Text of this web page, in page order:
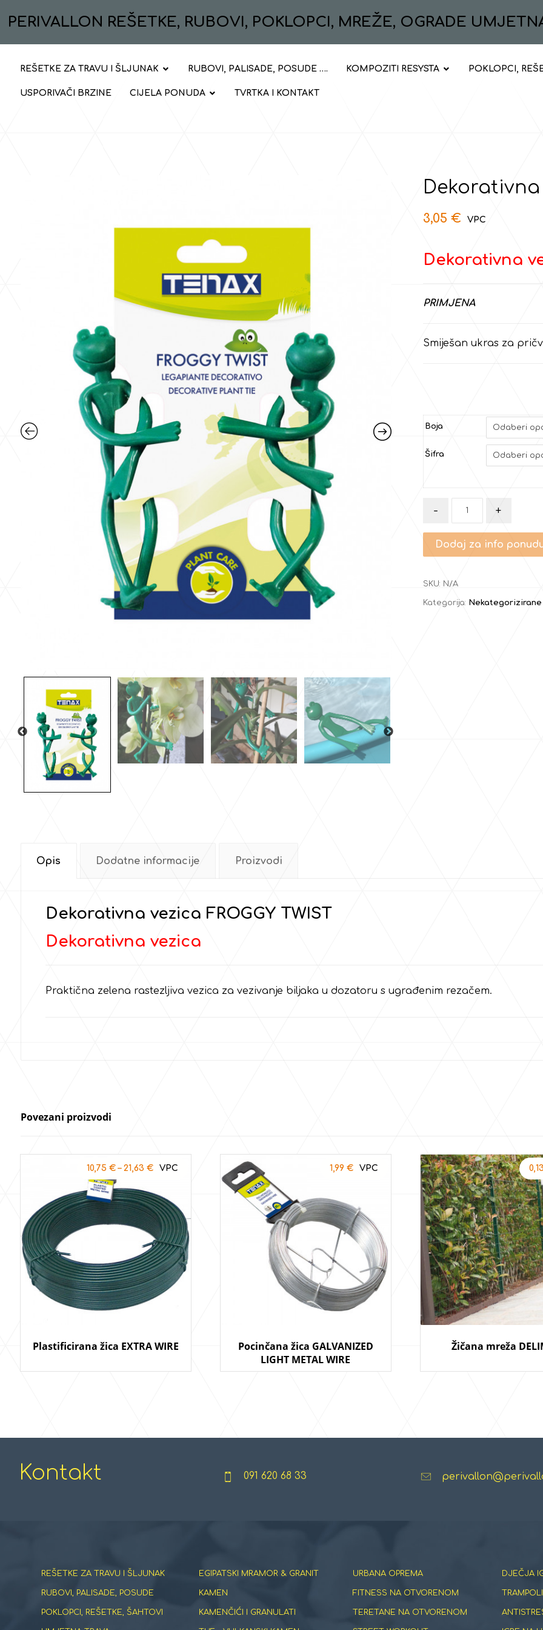
PERIVALLON REŠETKE, RUBOVI, POKLOPCI, MREŽE, OGRADE
REŠETKE ZA TRAVU I ŠLJUNAK RUBOVI, PALISADE, POSUDE …. KOMPOZITI RESYSTA POKLOPCI,
USPORIVAČI BRZINE CIJELA PONUDA TVRTKA I KONTAKT
Dekorativna
3,05 €
Dekorativna
PRIMJENA
Smiješan ukras za
Boja
Šifra
- +
Dodaj za info
SKU: N/A
Kategorija: Nekategorizirane
Opis Dodatne informacije Proizvodi
Dekorativna vezica FROGGY TWIST
Dekorativna vezica
Praktična zelena rastezljiva vezica za vezivanje biljaka u dozatoru s ugrađenim rezačem.
Povezani proizvodi
Plastificirana žica EXTRA WIRE
10,75€ –21,63€
Pocinčana žica GALVANIZED
LIGHT METAL WIRE
1,99€
Žičana mreža
Kontakt 091 620 68 33
REŠETKE ZA TRAVU I ŠLJUNAK
RUBOVI, PALISADE, POSUDE
POKLOPCI, REŠETKE, ŠAHTOVI
EGIPATSKI MRAMOR & GRANIT
KAMEN
KAMENČIĆI I GRANULATI
URBANA OPREMA
FITNESS NA OTVORENOM
TERETANE NA OTVORENOM
DJEČJA